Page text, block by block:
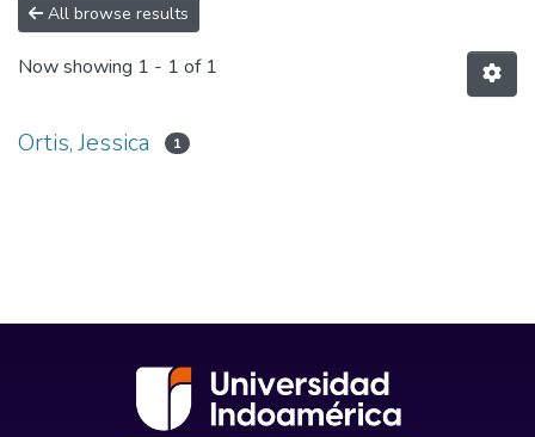
All browse results
Now showing 1 - 1 of 1
Ortis, Jessica 1